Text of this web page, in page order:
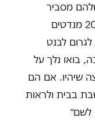
מסביר
שיזף. ״אם הייתה דרך להביא מחר 20 מנדטים
לבנט
בואו נלך על
שיהיו. אם הם
בבית ולראות
לשם״